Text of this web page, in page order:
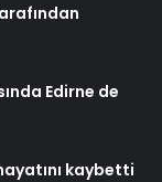
Edirne de
kaybetti